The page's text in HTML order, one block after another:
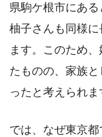
県駒ケ根市にあ
柚子さんも同様
ます。このため
たものの、家族
ったと考えられま
では、なぜ東京